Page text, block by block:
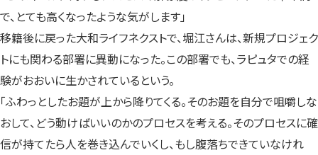
で、とても高くなったような気がします」
移籍後に戻った大和ライフネクストで、堀江さんは、新規プロジェク
トにも関わる部署に異動になった。この部署でも、ラピュタでの経
験がおおいに生かされているという。
「ふわっとしたお題が上から降りてくる。そのお題を自分で咀嚼しな
おして、どう動けばいいのかのプロセスを考える。そのプロセスに確
信が持てたら人を巻き込んでいくし、もし腹落ちできていなけれ